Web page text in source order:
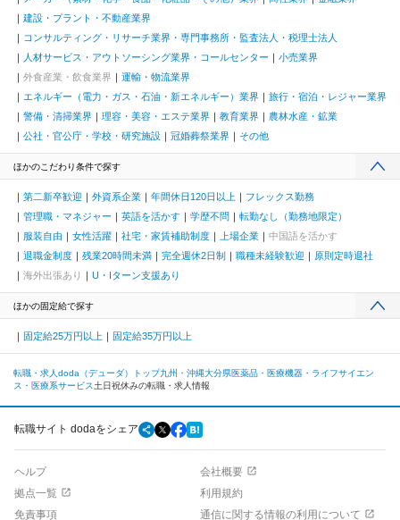
建設・プラント・不動産業界
コンサルティング・リサーチ業界・専門事務所・監査法人・税理士法人
人材サービス・アウトソーシング業界・コールセンター
小売業界
外食産業・飲食業界
運輸・物流業界
エネルギー（電力・ガス・石油・新エネルギー）業界
旅行・宿泊・レジャー業界
警備・清掃業界
理容・美容・エステ業界 教育業界
農林水産・鉱業
公社・官公庁・学校・研究施設
冠婚葬祭業界 その他
ほかのこだわり条件で探す
第二新卒歓迎 外資系企業 年間休日120日以上
フレックス勤務
管理職・マネジャー
英語を活かす 学歴不問
転勤なし（勤務地限定）
服装自由
女性活躍 社宅・家賃補助制度 上場企業
中国語を活かす
退職金制度
残業20時間未満 完全週休2日制 職種未経験歓迎
原則定時退社
海外出張あり
U・Iターン支援あり
ほかの固定給で探す
固定給25万円以上 固定給35万円以上
転職・求人doda（デューダ）トップ九州・沖縄大分県医薬品・医療機器・ライフサイエン
ス・医療系サービス 土日祝休みの転職・求人情報
転職サイト dodaをシェア
ヘルプ
会社概要
拠点一覧
利用規約
免責事項
通信に関する情報の利用について